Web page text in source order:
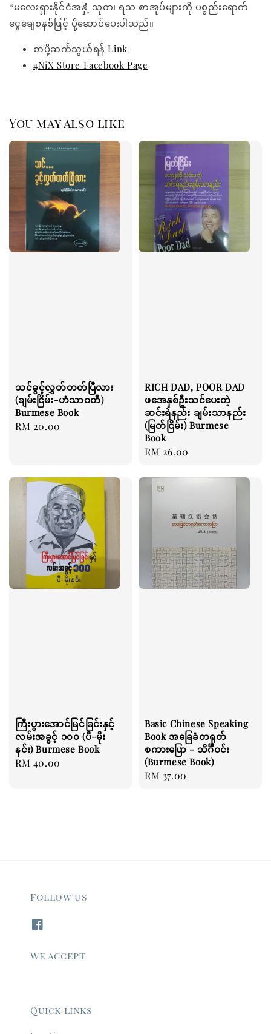
*မလေးရှားနိုင်ငံအနှံ့ သုတ၊ ရသ စာအုပ်များကို ပစ္စည်းရောက်
ငွေချေစနစ်ဖြင့် ပို့ဆောင်ပေးပါသည်။
စာပို့ဆက်သွယ်ရန်Link
4NiX Store Facebook Page
You may also like
သင်ခွင့်လွှတ်တတ်ပြီလား
(ချမ်းငြိမ်း-ဟံသာဝတီ)
Burmese Book
Regular
RM 20.00
RICH DAD, POOR DAD
ဖအေနှစ်ဦးသင်ပေးတဲ့
ဆင်းရဲနည်း ချမ်းသာနည်း
(မြတ်ငြိမ်း) Burmese
Book
Regular
RM 26.00
ကြီးပွားအောင်မြင်ခြင်းနှင့်
လမ်းအခွင့် ၁၀၀ (ပီ-မိုး
နင်း) Burmese Book
Regular
RM 40.00
Basic Chinese Speaking
Book အခြေခံတရုတ်
စကားပြော - သိင်္ဂီဝင်း
(Burmese Book)
Regular
RM 37.00
Follow us
We accept
Quick links